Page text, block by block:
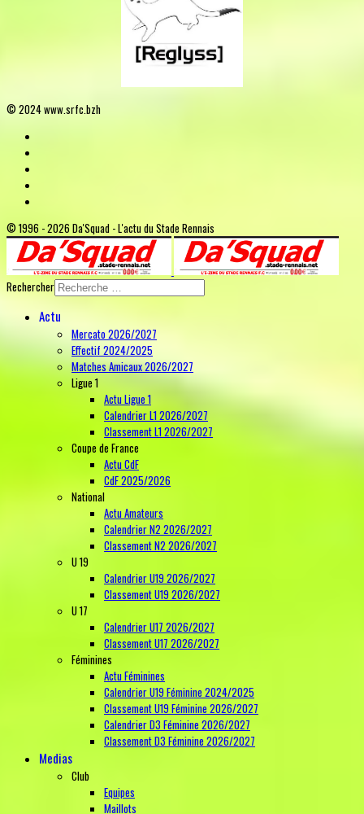
© 2024 www.srfc.bzh
© 1996 - 2026 Da'Squad - L'actu du Stade Rennais
Rechercher
Actu
Mercato 2026/2027
Effectif 2024/2025
Matches Amicaux 2026/2027
Ligue 1
Actu Ligue 1
Calendrier L1 2026/2027
Classement L1 2026/2027
Coupe de France
Actu CdF
CdF 2025/2026
National
Actu Amateurs
Calendrier N2 2026/2027
Classement N2 2026/2027
U 19
Calendrier U19 2026/2027
Classement U19 2026/2027
U 17
Calendrier U17 2026/2027
Classement U17 2026/2027
Féminines
Actu Féminines
Calendrier U19 Féminine 2024/2025
Classement U19 Féminine 2026/2027
Calendrier D3 Féminine 2026/2027
Classement D3 Féminine 2026/2027
Medias
Club
Equipes
Maillots